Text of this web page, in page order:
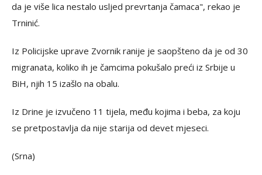
da je više lica nestalo usljed prevrtanja čamaca", rekao je
Trninić.
Iz Policijske uprave Zvornik ranije je saopšteno da je od 30
migranata, koliko ih je čamcima pokušalo preći iz Srbije u
BiH, njih 15 izašlo na obalu.
Iz Drine je izvučeno 11 tijela, među kojima i beba, za koju
se pretpostavlja da nije starija od devet mjeseci.
(Srna)